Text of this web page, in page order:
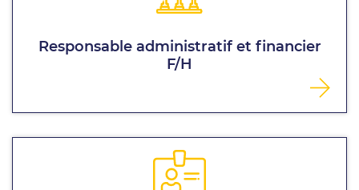
Responsable administratif et financier
F/H